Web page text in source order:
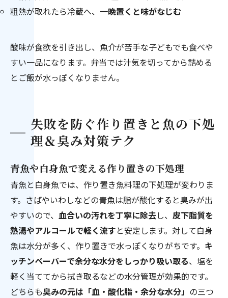
粗熱が取れたら冷蔵へ、 一晩置くと味がなじむ
酸味が食欲を引き出し、魚介が苦手な子どもでも食べや
すい一品になります。弁当では汁気を切ってから詰める
とご飯が水っぽくなりません。
失敗を防ぐ作り置きと魚の下処
理＆臭み対策テク
青魚や白身魚で変える作り置きの下処理
青魚と白身魚では、作り置き魚料理の下処理が変わりま
す。さばやいわしなどの青魚は脂が酸化すると臭みが出
やすいので、 血合いの汚れを丁寧に除去し、 皮下脂質を
熱湯やアルコールで軽く流すと安定します。対して白身
魚は水分が多く、作り置きで水っぽくなりがちです。 キ
ッチンペーパーで余分な水分をしっかり吸い取る、塩を
軽く当ててから拭き取るなどの水分管理が効果的です。
どちらも臭みの元は「血・酸化脂・余分な水分」 の三つ